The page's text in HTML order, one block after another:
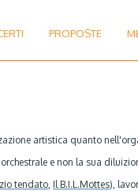
PROPOSTE
artistica quanto
e non la sua
tendato, Il B.I.L.Mottes),